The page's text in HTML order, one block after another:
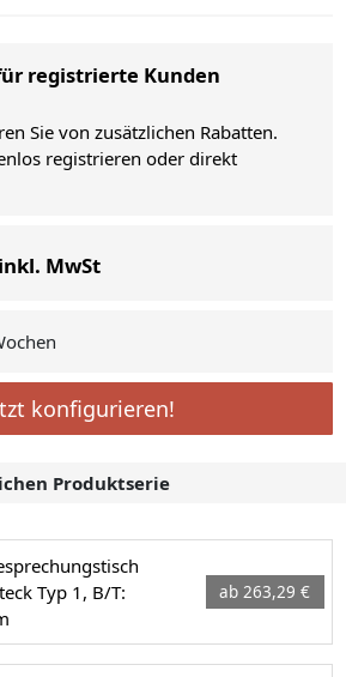
registrierte Kunden
Sie von zusätzlichen Rabatten.
registrieren oder direkt
inkl. MwSt
konfigurieren!
Produktserie
Typ 1, B/T:
ab 263,29 €